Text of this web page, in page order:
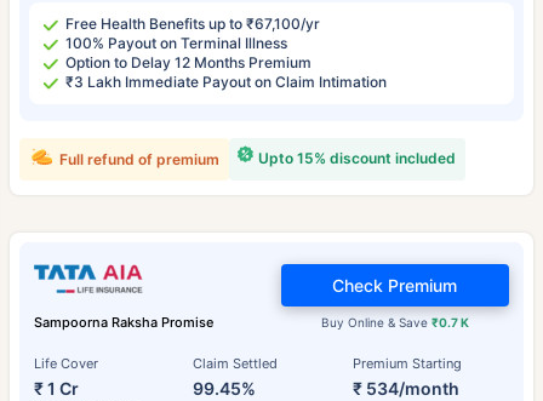
Free Health Benefits up to ₹67,100/yr
100% Payout on Terminal Illness
Option to Delay 12 Months Premium
₹3 Lakh Immediate Payout on Claim Intimation
Upto 15% discount included
Full refund of premium
Sampoorna Raksha Promise
Life Cover
₹ 1 Cr
Claim Settled
99.45%
Premium Starting
₹ 534/month
Buy Online & Save ₹0.7 K
Check Premium